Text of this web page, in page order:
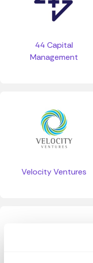
44 Capital
Management
Velocity Ventures